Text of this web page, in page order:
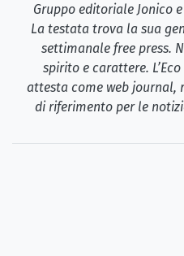
Gruppo editoriale Jonico
La testata trova la sua
settimanale free press.
spirito e carattere.
attesta come web journal,
di riferimento per le